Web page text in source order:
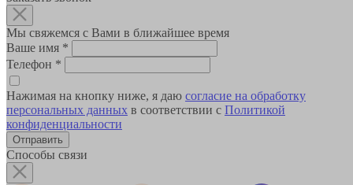
Мы свяжемся с Вами в ближайшее время
Ваше имя *
Телефон *
Нажимая на кнопку ниже, я даю согласие на обработку
персональных данных в соответствии с Политикой
конфиденциальности
Способы связи